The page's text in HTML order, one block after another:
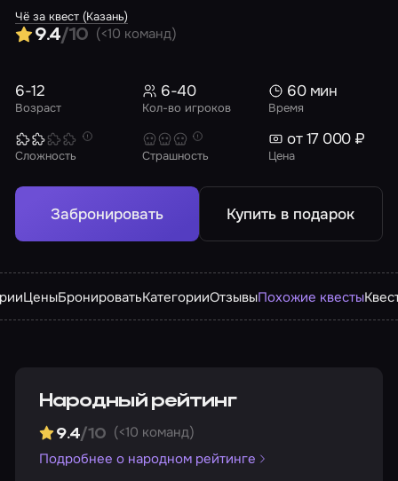
Чё за квест (Казань)
9.4/10 (<10 команд)
Возраст
6-12
Кол-во игроков
6-40
Время
60 мин
Сложность Страшность Цена
от 17 000 ₽
Забронировать Купить в подарок
ЦеныБронироватьКатегорииОтзывыПохожие квесты
Народный рейтинг
9.4/10 (<10 команд)
Подробнее о народном рейтинге